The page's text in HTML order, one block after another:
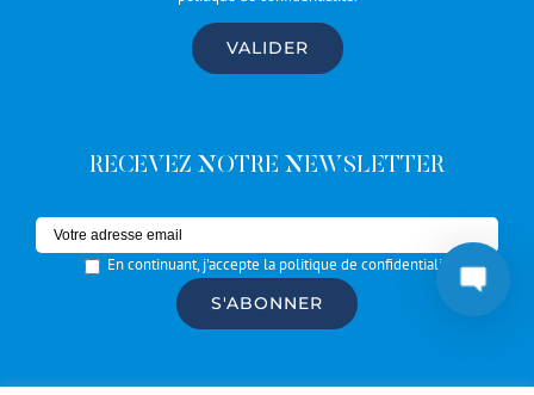
RECEVEZ NOTRE NEWSLETTER
En continuant, j'accepte la politique de confidentialité